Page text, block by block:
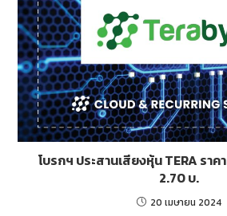
โบรกฯ ประสานเสียงหุ้น TERA ราค
2.70 บ.
20 เมษายน 2024